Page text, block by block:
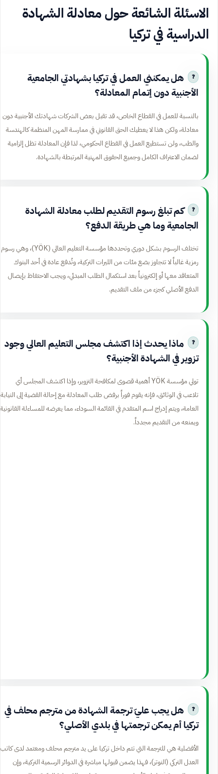
الاسئلة الشائعة حول معادلة الشهادة
الدراسية في تركيا
هل يمكنني العمل في تركيا بشهادتي الجامعية
الأجنبية دون إتمام المعادلة؟
بالنسبة للعمل في القطاع الخاص، قد تقبل بعض الشركات شهادتك الأجنبية دون
معادلة، ولكن هذا لا يعطيك الحق القانوني في ممارسة المهن المنظمة كالهندسة
والطب، ولن تستطيع العمل في القطاع الحكومي، لذا فإن المعادلة تظل إلزامية
لضمان الاعتراف الكامل وجميع الحقوق المهنية المرتبطة بالشهادة.
كم تبلغ رسوم التقديم لطلب معادلة الشهادة
الجامعية وما هي طريقة الدفع؟
تختلف الرسوم بشكل دوري وتحددها مؤسسة التعليم العالي (YÖK)، وهي رسوم
رمزية غالباً لا تتجاوز بضع مئات من الليرات التركية، وتُدفع عادة في أحد البنوك
المتعاقد معها أو إلكترونياً بعد استكمال الطلب المبدئي، ويجب الاحتفاظ بإيصال
الدفع الأصلي كجزء من ملف التقديم.
ماذا يحدث إذا اكتشف مجلس التعليم العالي وجود
تزوير في الشهادة الأجنبية؟
تولي مؤسسة YÖK أهمية قصوى لمكافحة التزوير، وإذا اكتشف المجلس أي
تلاعب في الوثائق، فإنه يقوم فوراً برفض طلب المعادلة مع إحالة القضية إلى النيابة
العامة، ويتم إدراج اسم المتقدم في القائمة السوداء، مما يعرضه للمساءلة القانونية
ويمنعه من التقديم مجدداً.
هل يجب عليّ ترجمة الشهادة من مترجم محلف في
تركيا أم يمكن ترجمتها في بلدي الأصلي؟
الأفضلية هي للترجمة التي تتم داخل تركيا على يد مترجم محلف ومعتمد لدى كاتب
العدل التركي (النوتر)، فهذا يضمن قبولها مباشرة في الدوائر الرسمية التركية، وإن